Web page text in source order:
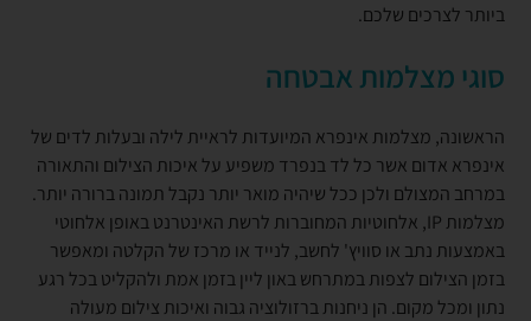
ביותר לצרכים שלכם.
סוגי מצלמות אבטחה
הראשונה, מצלמות אינפרא המיועדות לראיית לילה ובעלות לדים של
אינפרא אדום אשר כל לד בנפרד משפיע על איכות הצילום והתאורה
במרחב המצולם ולכן ככל שיהיה מואר יותר נקבל תמונה ברורה יותר.
מצלמות IP, אלחוטיות המחוברות לרשת האינטרנט באופן אלחוטי
באמצעות נתב או סוויץ' לחשב, לנייד או מרכז של הקלטה ומאפשר
בזמן הצילום לצפות במתרחש באון ליין בזמן אמת ולהקליט בכל רגע
נתון ומכל מקום. הן ניחנות ברזולוציה גבוה ואיכות צילום מעולה